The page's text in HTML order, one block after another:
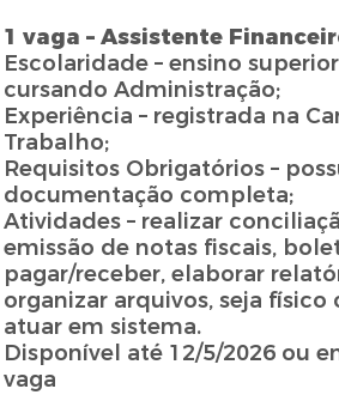
1 vaga – Assistente
Escolaridade – ensino
cursando Administração;
Experiência – registrada na
Trabalho;
Requisitos Obrigatórios –
documentação completa;
Atividades – realizar
emissão de notas fiscais,
pagar/receber, elaborar
organizar arquivos, seja físico
atuar em sistema.
Disponível até 12/5/2026 ou
vaga